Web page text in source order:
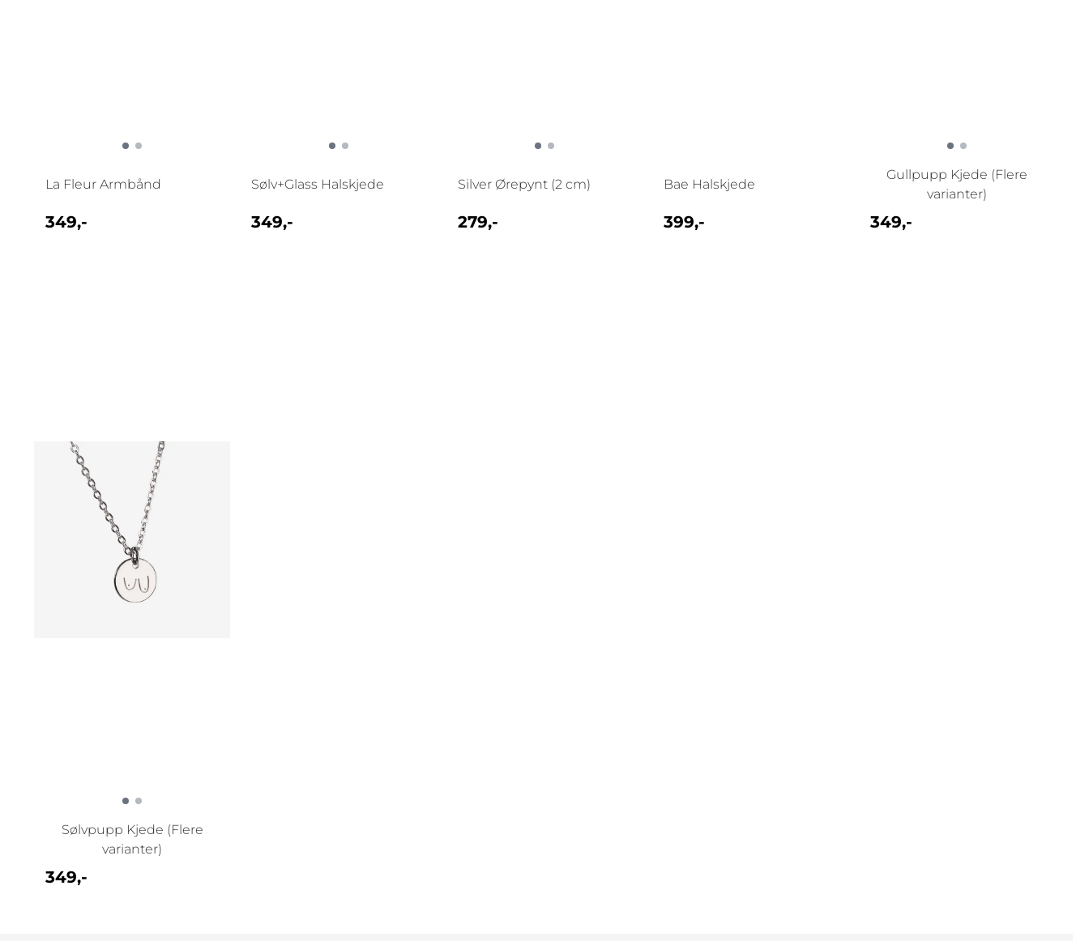
La Fleur Armbånd
349,-
Sølv+Glass Halskjede
349,-
Silver Ørepynt (2 cm)
279,-
Bae Halskjede
399,-
Gullpupp Kjede (Flere
varianter)
349,-
Sølvpupp Kjede (Flere
varianter)
349,-